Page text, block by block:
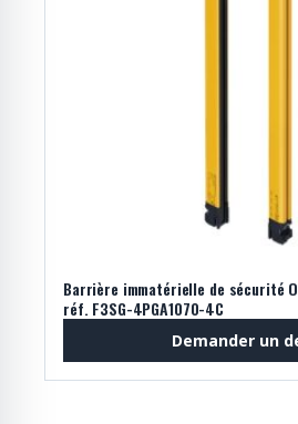
Barrière immatérielle de sécurité
réf. F3SG-4PGA1070-4C
Demander un